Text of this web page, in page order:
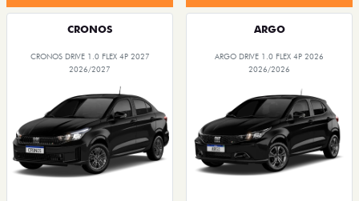
CRONOS
CRONOS DRIVE 1.0 FLEX 4P 2027
2026/2027
ARGO
ARGO DRIVE 1.0 FLEX 4P 2026
2026/2026